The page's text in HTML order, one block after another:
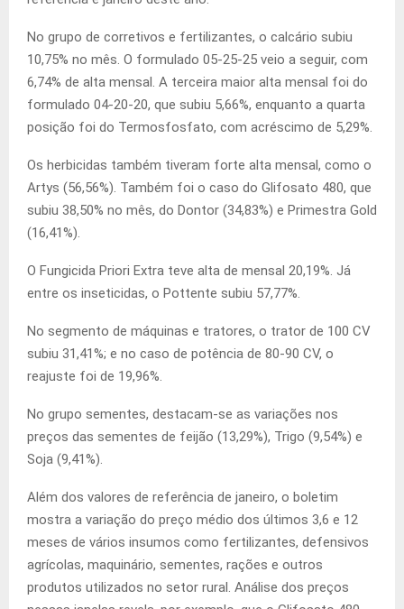
No grupo de corretivos e fertilizantes, o calcário subiu
10,75% no mês. O formulado 05-25-25 veio a seguir, com
6,74% de alta mensal. A terceira maior alta mensal foi do
formulado 04-20-20, que subiu 5,66%, enquanto a quarta
posição foi do Termosfosfato, com acréscimo de 5,29%.
Os herbicidas também tiveram forte alta mensal, como o
Artys (56,56%). Também foi o caso do Glifosato 480, que
subiu 38,50% no mês, do Dontor (34,83%) e Primestra Gold
(16,41%).
O Fungicida Priori Extra teve alta de mensal 20,19%. Já
entre os inseticidas, o Pottente subiu 57,77%.
No segmento de máquinas e tratores, o trator de 100 CV
subiu 31,41%; e no caso de potência de 80-90 CV, o
reajuste foi de 19,96%.
No grupo sementes, destacam-se as variações nos
preços das sementes de feijão (13,29%), Trigo (9,54%) e
Soja (9,41%).
Além dos valores de referência de janeiro, o boletim
mostra a variação do preço médio dos últimos 3,6 e 12
meses de vários insumos como fertilizantes, defensivos
agrícolas, maquinário, sementes, rações e outros
produtos utilizados no setor rural. Análise dos preços